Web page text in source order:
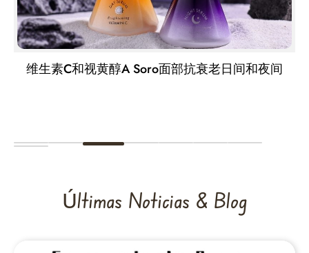
间和夜间 美白淡斑血清
Últimas Noticias & Blog